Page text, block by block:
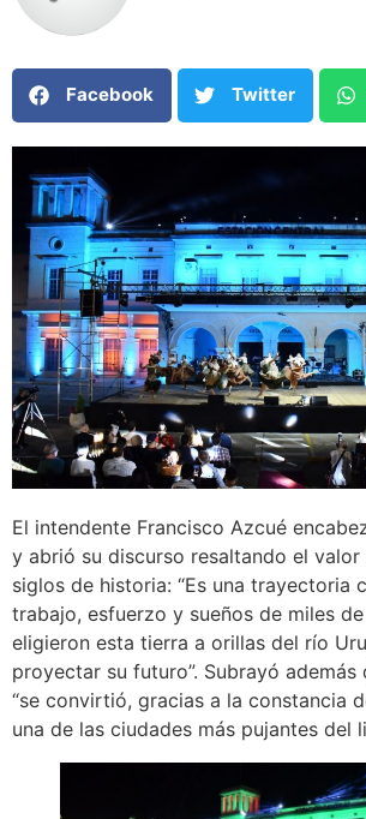
Facebook Twitter
El intendente Francisco Azcué
y abrió su discurso resaltando el
siglos de historia: “Es una trayectoria
trabajo, esfuerzo y sueños de miles
eligieron esta tierra a orillas del río
proyectar su futuro”. Subrayó además
“se convirtió, gracias a la constancia
una de las ciudades más pujantes del